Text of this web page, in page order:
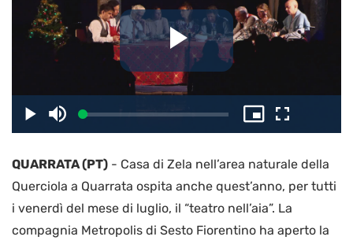
il
video
PlayDisattiva
l’audio
Caricato:
3.10%
Picture-
in-
Schermo
intero
QUARRATA (PT) - Casa di Zela nell’area naturale della
Querciola a Quarrata ospita anche quest’anno, per tutti
i venerdì del mese di luglio, il “teatro nell’aia”. La
compagnia Metropolis di Sesto Fiorentino ha aperto la